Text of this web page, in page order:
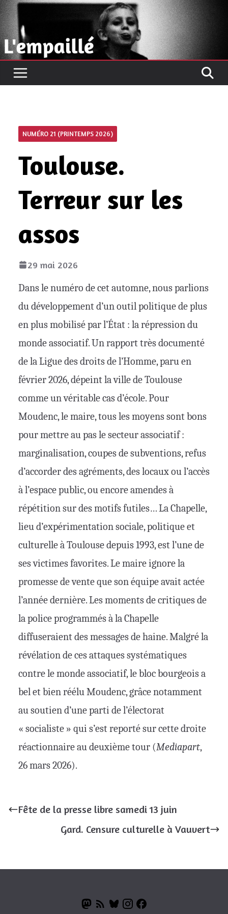
Passer
au
contenu
NUMÉRO 21 (PRINTEMPS 2026)
Toulouse.
Terreur sur les
assos
29 mai 2026
Dans le numéro de cet automne, nous parlions
du développement d’un outil politique de plus
en plus mobilisé par l’État : la répression du
monde associatif. Un rapport très documenté
de la Ligue des droits de l’Homme, paru en
février 2026, dépeint la ville de Toulouse
comme un véritable cas d’école. Pour
Moudenc, le maire, tous les moyens sont bons
pour mettre au pas le secteur associatif :
marginalisation, coupes de subventions, refus
d’accorder des agréments, des locaux ou l’accès
à l’espace public, ou encore amendes à
répétition sur des motifs futiles… La Chapelle,
lieu d’expérimentation sociale, politique et
culturelle à Toulouse depuis 1993, est l’une de
ses victimes favorites. Le maire ignore la
promesse de vente que son équipe avait actée
l’année dernière. Les moments de critiques de
la police programmés à la Chapelle
diffuseraient des messages de haine. Malgré la
révélation de ces attaques systématiques
contre le monde associatif, le bloc bourgeois a
bel et bien réélu Moudenc, grâce notamment
au soutien d’une parti de l’électorat
« socialiste » qui s’est reporté sur cette droite
réactionnaire au deuxième tour (Mediapart,
26 mars 2026).
Fête de la presse libre samedi 13 juin
Gard. Censure culturelle à Vauvert